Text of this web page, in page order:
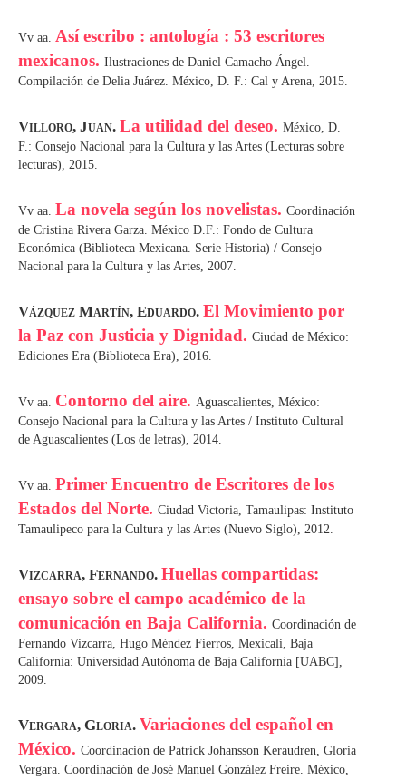
Vv aa. Así escribo : antología : 53 escritores
mexicanos. Ilustraciones de Daniel Camacho Ángel.
Compilación de Delia Juárez. México, D. F.: Cal y Arena, 2015.
Villoro, Juan. La utilidad del deseo. México, D.
F.: Consejo Nacional para la Cultura y las Artes (Lecturas sobre
lecturas), 2015.
Vv aa. La novela según los novelistas. Coordinación
de Cristina Rivera Garza. México D.F.: Fondo de Cultura
Económica (Biblioteca Mexicana. Serie Historia) / Consejo
Nacional para la Cultura y las Artes, 2007.
Vázquez Martín, Eduardo. El Movimiento por
la Paz con Justicia y Dignidad. Ciudad de México:
Ediciones Era (Biblioteca Era), 2016.
Vv aa. Contorno del aire. Aguascalientes, México:
Consejo Nacional para la Cultura y las Artes / Instituto Cultural
de Aguascalientes (Los de letras), 2014.
Vv aa. Primer Encuentro de Escritores de los
Estados del Norte. Ciudad Victoria, Tamaulipas: Instituto
Tamaulipeco para la Cultura y las Artes (Nuevo Siglo), 2012.
Vizcarra, Fernando. Huellas compartidas:
ensayo sobre el campo académico de la
comunicación en Baja California. Coordinación de
Fernando Vizcarra, Hugo Méndez Fierros, Mexicali, Baja
California: Universidad Autónoma de Baja California [UABC],
2009.
Vergara, Gloria. Variaciones del español en
México. Coordinación de Patrick Johansson Keraudren, Gloria
Vergara. Coordinación de José Manuel González Freire. México,